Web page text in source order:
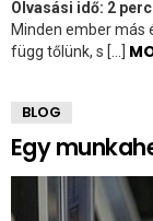
Olvasási idő: 2 perc
Minden ember más
függ tőlünk, s […]
BLOG
Egy